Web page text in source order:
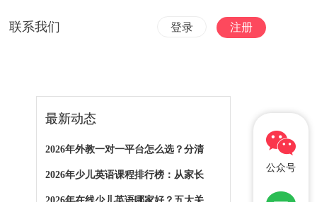
联系我们 登录 注册
最新动态
2026年外教一对一平台怎么选？分清
2026年少儿英语课程排行榜：从家长
公众号